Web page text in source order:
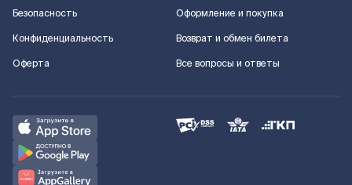
Безопасность
Конфиденциальность
Оферта
Оформление и покупка
Возврат и обмен билета
Все вопросы и ответы